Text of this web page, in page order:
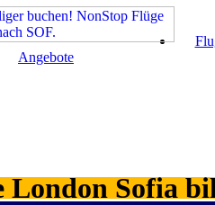
Angebote
London Sofia